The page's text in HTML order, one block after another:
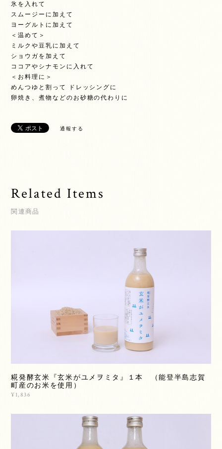
氷を入れて
スムージーに加えて
ヨーグルトに加えて
＜温めて＞
ミルクや豆乳に加えて
ショウガを加えて
ココアやシナモンに入れて
＜お料理に＞
めんつゆと割って ドレッシングに
卵焼き、煮物などのお砂糖の代わりに
通報する
Related Items
関連商品
糀発酵玄米『玄米がユメヲミタ』１本 （能登半島志賀
町産のお米を使用）
¥1,836